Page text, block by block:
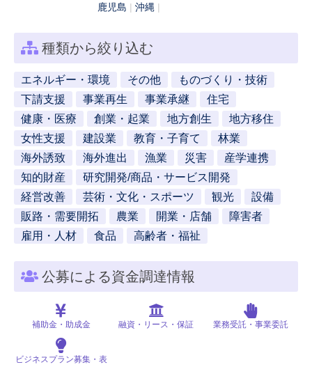
鹿児島
沖縄
種類から絞り込む
エネルギー・環境 その他
ものづくり・技術
下請支援
事業再生 事業承継
住宅
健康・医療
創業・起業 地方創生
地方移住
女性支援
建設業 教育・子育て
林業
海外誘致
海外進出 漁業 災害
産学連携
知的財産
研究開発/商品・サービス開発
経営改善
芸術・文化・スポーツ 観光
設備
販路・需要開拓
農業 開業・店舗
障害者
雇用・人材
食品 高齢者・福祉
公募による資金調達情報
補助金・助成金 融資・リース・保証 業務受託・事業委託
ビジネスプラン募集・表